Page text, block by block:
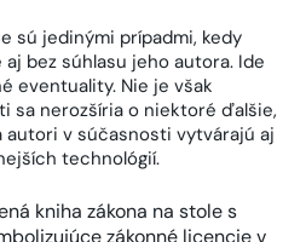
sú jedinými prípadmi, kedy
bez súhlasu jeho autora. Ide
eventuality. Nie je však
sa nerozšíria o niektoré ďalšie,
autori v súčasnosti vytvárajú aj
technológií.